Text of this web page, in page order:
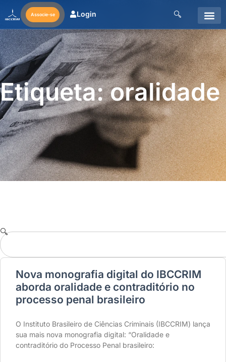
Associe-se Login
Etiqueta: oralidade
Nova monografia digital do IBCCRIM
aborda oralidade e contraditório no
processo penal brasileiro
O Instituto Brasileiro de Ciências Criminais (IBCCRIM) lança
sua mais nova monografia digital: “Oralidade e
contraditório do Processo Penal brasileiro: